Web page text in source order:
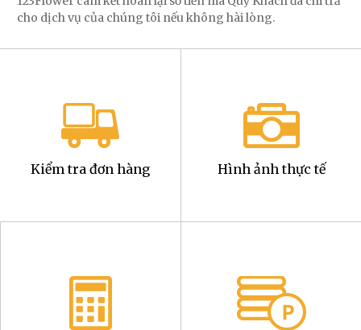
cho dịch vụ của chúng tôi nếu không hài lòng.
Kiểm tra đơn hàng Hình ảnh thực tế